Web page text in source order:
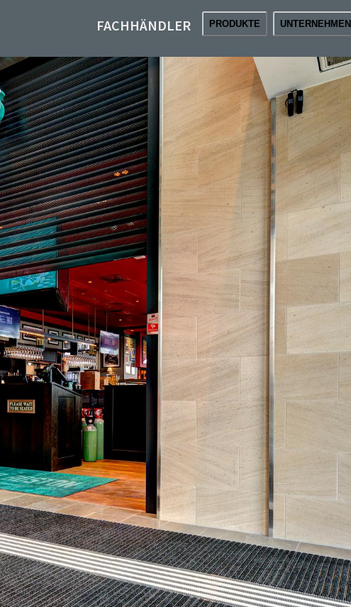
FACHHÄNDLER PRODUKTE UNTERNEHMEN